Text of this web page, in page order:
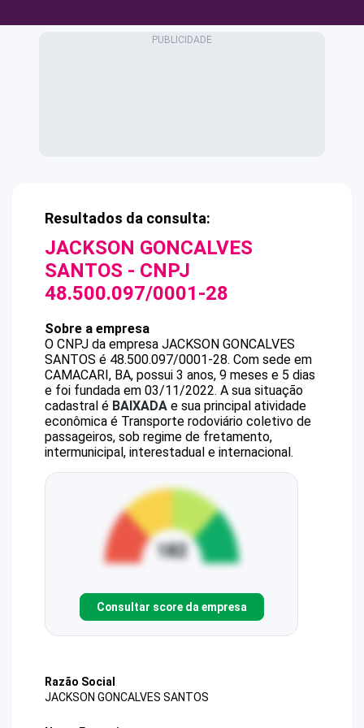
Resultados da consulta:
JACKSON GONCALVES
SANTOS - CNPJ
48.500.097/0001-28
Sobre a empresa
O CNPJ da empresa JACKSON GONCALVES
SANTOS é 48.500.097/0001-28. Com sede em
CAMACARI, BA, possui 3 anos, 9 meses e 5 dias
e foi fundada em 03/11/2022. A sua situação
cadastral é BAIXADA e sua principal atividade
econômica é Transporte rodoviário coletivo de
passageiros, sob regime de fretamento,
intermunicipal, interestadual e internacional.
Consultar score da empresa
Razão Social
JACKSON GONCALVES SANTOS